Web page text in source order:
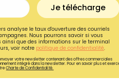
Je télécharge
analyse le taux d'ouverture des courriels
Nous pourrons savoir si vous
ainsi que des informations sur le terminal
voir notre politique de confidentialité.
votre newsletter contenant des offres commerciales
intégré dans la newsletter. Pour en savoir plus et
Charte de Confidentialité.